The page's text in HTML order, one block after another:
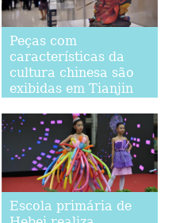
Peças com
características da
cultura chinesa são
exibidas em Tianjin
Escola primária de